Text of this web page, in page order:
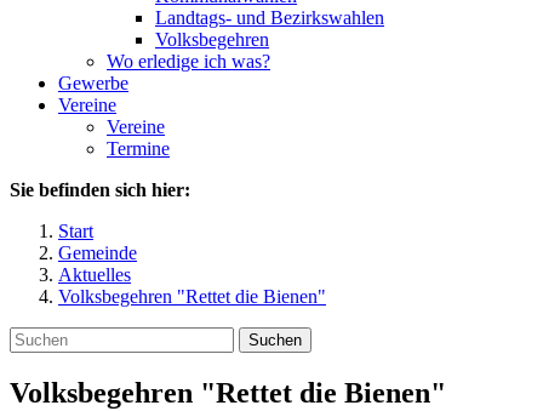
Landtags- und Bezirkswahlen
Volksbegehren
Wo erledige ich was?
Gewerbe
Vereine
Vereine
Termine
Sie befinden sich hier:
Start
Gemeinde
Aktuelles
Volksbegehren "Rettet die Bienen"
Suchen
Volksbegehren "Rettet die Bienen"